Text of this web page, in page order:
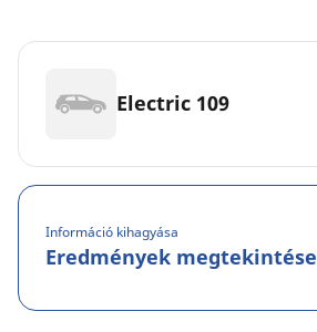
Electric 109
Információ kihagyása
Eredmények megtekintése